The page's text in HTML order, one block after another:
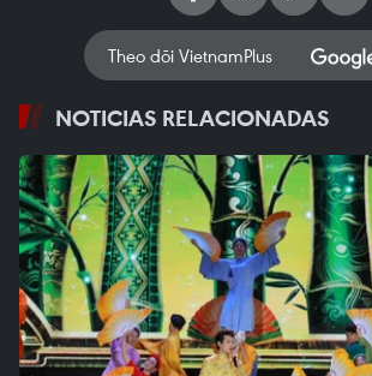
Theo dõi VietnamPlus
NOTICIAS RELACIONADAS